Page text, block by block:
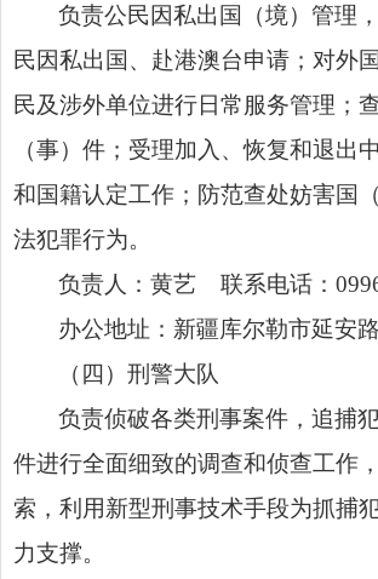
负责公民因私出国（境）管理
民因私出国、赴港澳台申请；对外
民及涉外单位进行日常服务管理；
（事）件；受理加入、恢复和退出
和国籍认定工作；防范查处妨害国
法犯罪行为。
负责人：黄艺 联系电话：
办公地址：新疆库尔勒市延安
（四）刑警大队
负责侦破各类刑事案件，追捕
件进行全面细致的调查和侦查工作
索，利用新型刑事技术手段为抓捕
力支撑。